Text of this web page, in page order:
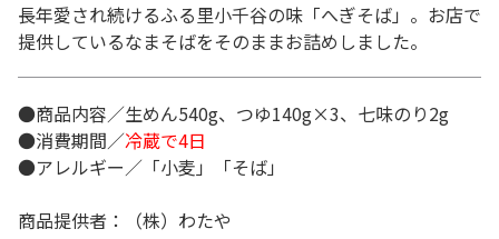
長年愛され続けるふる里小千谷の味「へぎそば」。お店で
提供しているなまそばをそのままお詰めしました。
●商品内容／生めん540g、つゆ140g×3、七味のり2g
●消費期間／冷蔵で4日
●アレルギー／「小麦」「そば」
商品提供者：（株）わたや